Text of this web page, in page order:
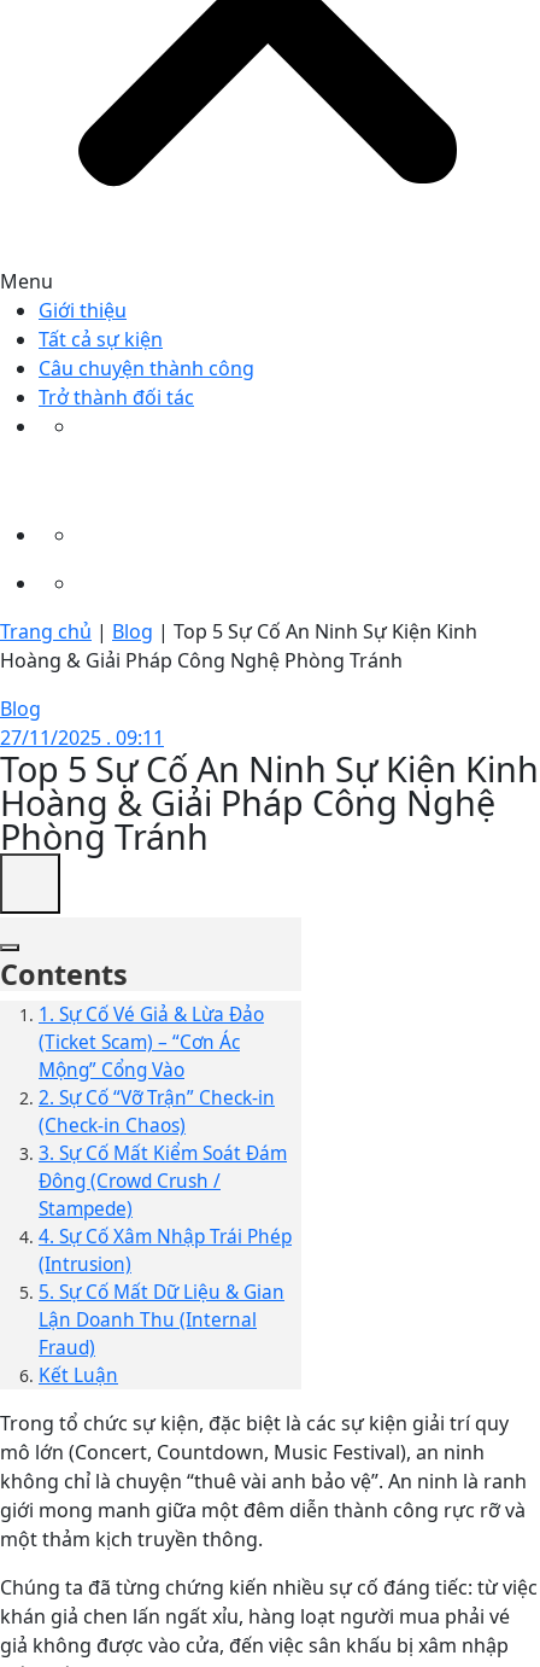
Menu
Giới thiệu
Tất cả sự kiện
Câu chuyện thành công
Trở thành đối tác
Trang chủ | Blog | Top 5 Sự Cố An Ninh Sự Kiện Kinh
Hoàng & Giải Pháp Công Nghệ Phòng Tránh
Blog
27/11/2025 . 09:11
Top 5 Sự Cố An Ninh Sự Kiện Kinh
Hoàng & Giải Pháp Công Nghệ
Phòng Tránh
Contents
1. Sự Cố Vé Giả & Lừa Đảo
(Ticket Scam) – “Cơn Ác
Mộng” Cổng Vào
2. Sự Cố “Vỡ Trận” Check-in
(Check-in Chaos)
3. Sự Cố Mất Kiểm Soát Đám
Đông (Crowd Crush /
Stampede)
4. Sự Cố Xâm Nhập Trái Phép
(Intrusion)
5. Sự Cố Mất Dữ Liệu & Gian
Lận Doanh Thu (Internal
Fraud)
Kết Luận
Trong tổ chức sự kiện, đặc biệt là các sự kiện giải trí quy
mô lớn (Concert, Countdown, Music Festival), an ninh
không chỉ là chuyện “thuê vài anh bảo vệ”. An ninh là ranh
giới mong manh giữa một đêm diễn thành công rực rỡ và
một thảm kịch truyền thông.
Chúng ta đã từng chứng kiến nhiều sự cố đáng tiếc: từ việc
khán giả chen lấn ngất xỉu, hàng loạt người mua phải vé
giả không được vào cửa, đến việc sân khấu bị xâm nhập